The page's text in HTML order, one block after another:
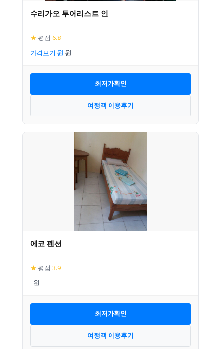
수리가오 투어리스트 인
★ 평점 6.8
가격보기
최저가확인
여행객 이용후기
에코 펜션
★ 평점 3.9
최저가확인
여행객 이용후기